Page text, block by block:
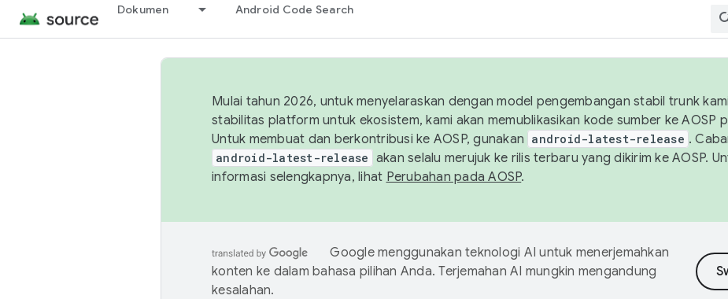
Dokumen Android Code Search
Mulai tahun 2026, untuk menyelaraskan dengan model pengembangan stabil trunk
stabilitas platform untuk ekosistem, kami akan memublikasikan kode sumber ke AOSP
Untuk membuat dan berkontribusi ke AOSP, gunakan android-latest-release .
android-latest-release akan selalu merujuk ke rilis terbaru yang dikirim ke AOSP.
informasi selengkapnya, lihat Perubahan pada AOSP.
Google menggunakan teknologi AI untuk menerjemahkan
konten ke dalam bahasa pilihan Anda. Terjemahan AI mungkin mengandung
kesalahan.